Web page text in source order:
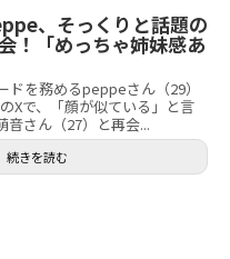
、そっくりと話題の
！「めっちゃ姉妹感あ
ドを務めるpeppeさん（29）
Xで、「顔が似ている」と言
音さん（27）と再会...
続きを読む